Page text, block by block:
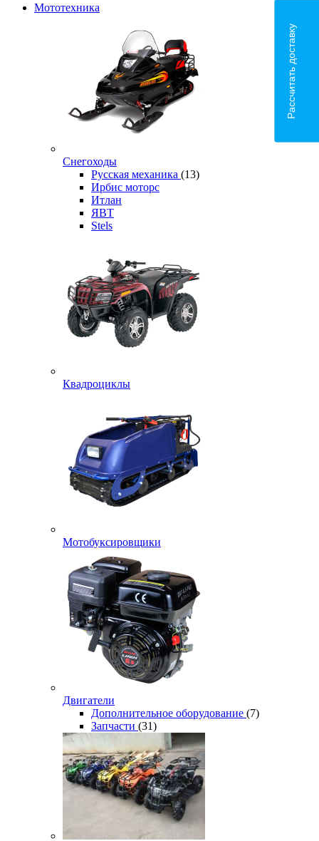
Мототехника
Снегоходы
Русская механика (13)
Ирбис моторс
Итлан
ЯВТ
Stels
Квадроциклы
Мотобуксировщики
Двигатели
Дополнительное оборудование (7)
Запчасти (31)
Рассчитать доставку